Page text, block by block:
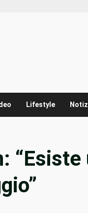
Lifestyle